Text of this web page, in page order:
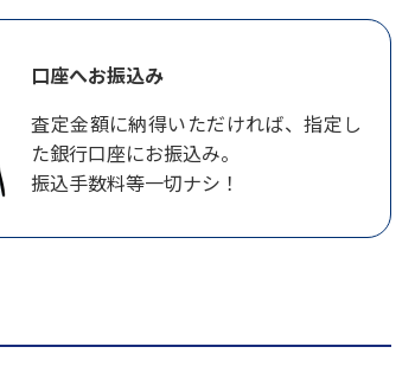
口座へお振込み
査定金額に納得いただければ、指定し
た銀行口座にお振込み。
振込手数料等一切ナシ！